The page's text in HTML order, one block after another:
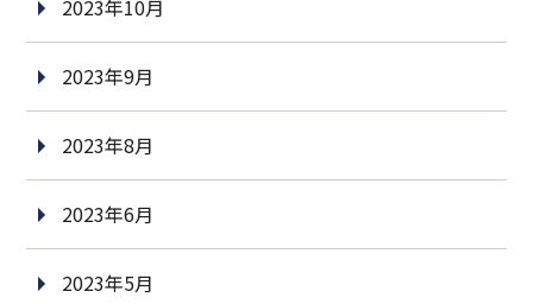
2023年10月
2023年9月
2023年8月
2023年6月
2023年5月